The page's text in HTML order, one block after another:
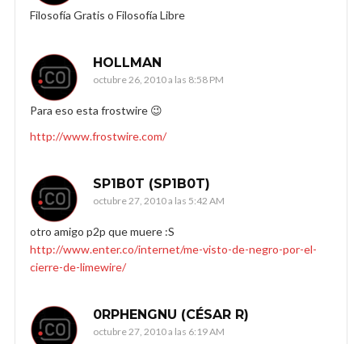
Filosofía Gratis o Filosofía Libre
HOLLMAN
octubre 26, 2010 a las 8:58 PM
Para eso esta frostwire 😉
http://www.frostwire.com/
SP1B0T (SP1B0T)
octubre 27, 2010 a las 5:42 AM
otro amigo p2p que muere :S
http://www.enter.co/internet/me-visto-de-negro-por-el-
cierre-de-limewire/
0RPHENGNU (CÉSAR R)
octubre 27, 2010 a las 6:19 AM